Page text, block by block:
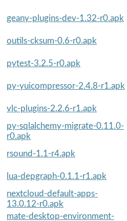
geany-plugins-dev-1.32-r0.apk
outils-cksum-0.6-r0.apk
pytest-3.2.5-r0.apk
py-yuicompressor-2.4.8-r1.apk
vlc-plugins-2.2.6-r1.apk
py-sqlalchemy-migrate-0.11.0-
r0.apk
rsound-1.1-r4.apk
lua-depgraph-0.1.1-r1.apk
nextcloud-default-apps-
13.0.12-r0.apk
mate-desktop-environment-